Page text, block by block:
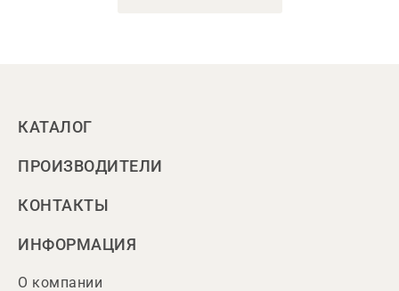
КАТАЛОГ
ПРОИЗВОДИТЕЛИ
КОНТАКТЫ
ИНФОРМАЦИЯ
О компании